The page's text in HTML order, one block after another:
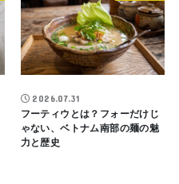
2026.07.31
フーティウとは？フォーだけじ
ゃない、ベトナム南部の麺の魅
力と歴史